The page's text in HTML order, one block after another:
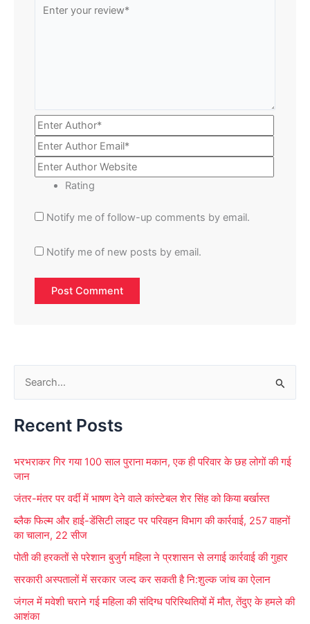
Rating
Notify me of follow-up comments by email.
Notify me of new posts by email.
a
c
o
Recent Posts
भरभराकर गिर गया 100 साल पुराना मकान, एक ही परिवार के छह लोगों की गई
जान
जंतर-मंतर पर वर्दी में भाषण देने वाले कांस्टेबल शेर सिंह को किया बर्खास्त
ब्लैक फिल्म और हाई-डेंसिटी लाइट पर परिवहन विभाग की कार्रवाई, 257 वाहनों
का चालान, 22 सीज
पोती की हरकतों से परेशान बुजुर्ग महिला ने प्रशासन से लगाई कार्रवाई की गुहार
सरकारी अस्पतालों में सरकार जल्द कर सकती है नि:शुल्क जांच का ऐलान
जंगल में मवेशी चराने गई महिला की संदिग्ध परिस्थितियों में मौत, तेंदुए के हमले की
आशंका